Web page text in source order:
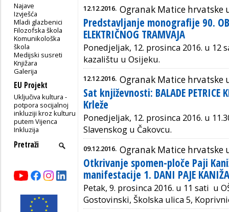
Najave
Izvješća
Mladi glazbenici
Filozofska škola
Komunikološka
škola
Medijski susreti
Knjižara
Galerija
EU Projekt
Uključiva kultura -
potpora socijalnoj
inkluziji kroz kulturu
putem Vijenca
Inkluzija
12.12.2016. Ogranak Matice hrvatske
Predstavljanje monografije 90.
ELEKTRIČNOG TRAMVAJA
Ponedjeljak, 12. prosinca 2016. u
kazalištu u Osijeku.
12.12.2016. Ogranak Matice hrvatske
Sat književnosti: BALADE PETRICE
Krleže
Ponedjeljak, 12. prosinca 2016. u
Slavenskog u Čakovcu.
09.12.2016. Ogranak Matice hrvatske
Otkrivanje spomen-ploče Paji
manifestacije 1. DANI PAJE
Petak, 9. prosinca 2016. u 11 sati u
Gostovinski, Školska ulica 5,